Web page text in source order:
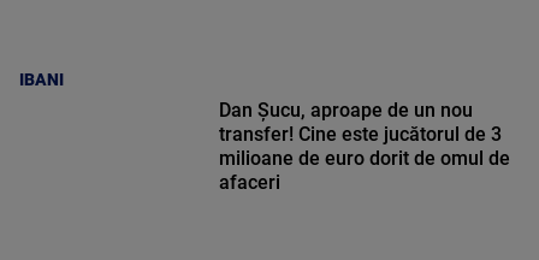
IBANI
Dan Șucu, aproape de un nou
transfer! Cine este jucătorul de 3
milioane de euro dorit de omul de
afaceri